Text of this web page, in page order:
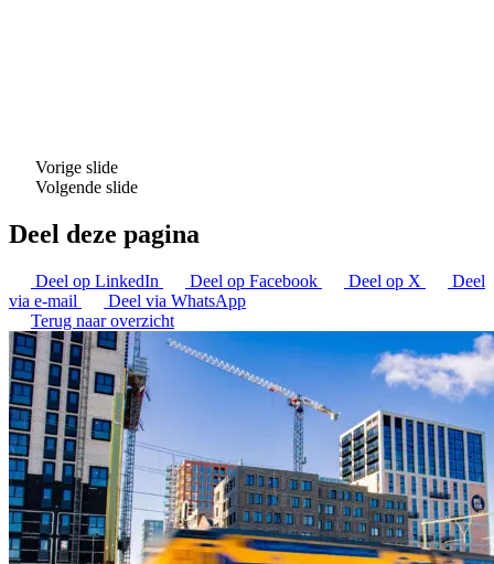
Vorige slide
Volgende slide
Deel deze pagina
Deel op LinkedIn Deel op Facebook Deel op X
Deel
via e-mail
Deel via WhatsApp
Terug naar overzicht